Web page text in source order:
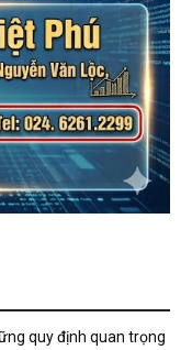
quy định quan trọng